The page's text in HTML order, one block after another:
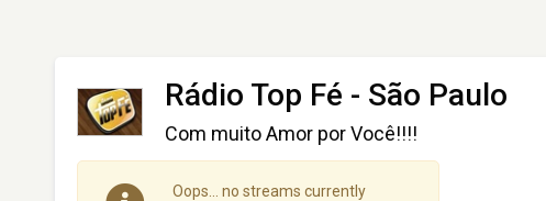
Rádio Top Fé - São Paulo
Com muito Amor por Você!!!!
Oops… no streams currently